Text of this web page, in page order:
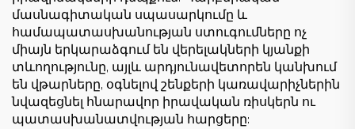
մասնագիտական սպասարկումը և
համապատասխանության ստուգումները ոչ
միայն երկարաձգում են վերելակների կյանքի
տևողությունը, այլև արդյունավետորեն կանխում
են վթարները, օգնելով շենքերի կառավարիչներին
նվազեցնել հնարավոր իրավական ռիսկերն ու
պատասխանատվության հարցերը: